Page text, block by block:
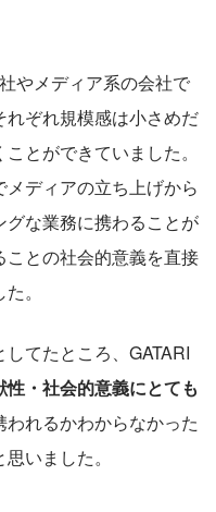
やメディア系の会社で
ぞれ規模感は小さめだ
とができていました。
ディアの立ち上げから
な業務に携わることが
との社会的意義を直接
。
てたところ、GATARI
・社会的意義にとても
れるかわからなかった
いました。